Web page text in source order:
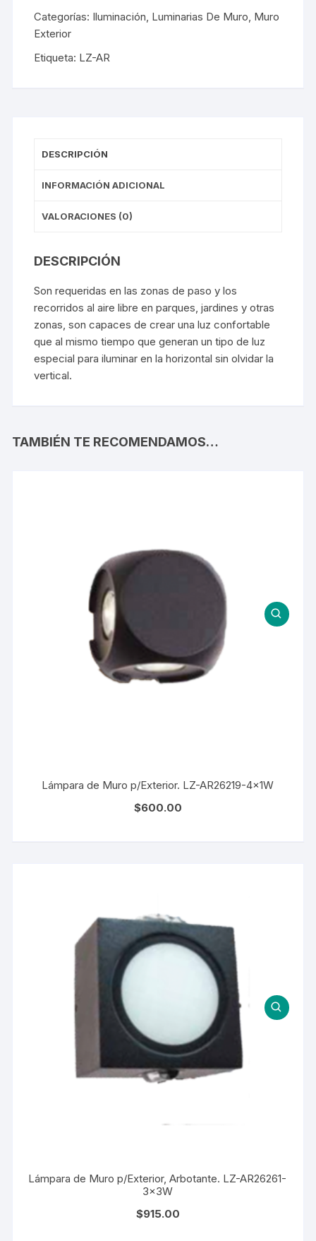
Categorías: Iluminación Luminarias De Muro Muro
Exterior
Etiqueta: LZ-AR
DESCRIPCIÓN
INFORMACIÓN ADICIONAL
VALORACIONES (0)
DESCRIPCIÓN
Son requeridas en las zonas de paso y los
recorridos al aire libre en parques, jardines y otras
zonas, son capaces de crear una luz confortable
que al mismo tiempo que generan un tipo de luz
especial para iluminar en la horizontal sin olvidar la
vertical.
TAMBIÉN TE RECOMENDAMOS…
Lámpara de Muro p/Exterior. LZ-AR26219-4x1W
$600.00
Lámpara de Muro p/Exterior, Arbotante. LZ-AR26261-
3x3W
$915.00